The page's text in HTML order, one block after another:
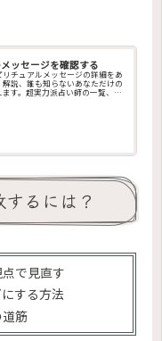
ッセージを確認する
チュアルメッセージの詳細をあ
説、誰も知らないあなただけの
す。超実力派占い師の一覧、そ
るには？
で見直す
する方法
筋